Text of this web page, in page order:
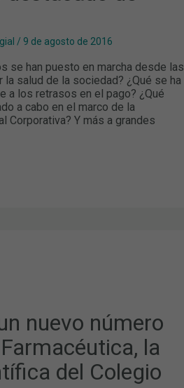
/ 9 de agosto de 2016
se han puesto en marcha desde las
la salud de la sociedad? ¿Qué se ha
a los retrasos en el pago? ¿Qué
a cabo en el marco de la
Corporativa? Y más a grandes
nuevo número
la
del Colegio